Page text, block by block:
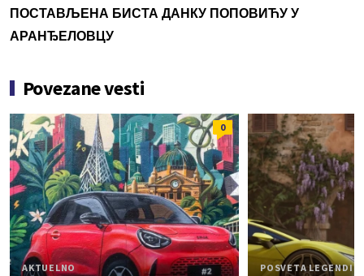
ПОСТАВЉЕНА БИСТА ДАНКУ ПОПОВИЋУ У
АРАНЂЕЛОВЦУ
Povezane vesti
0
AKTUELNO POSVETA LEGENDI